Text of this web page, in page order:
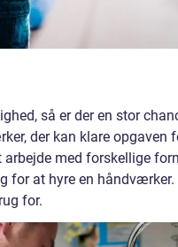
så er der en stor
der kan klare
med forskellige
for at hyre en
for.